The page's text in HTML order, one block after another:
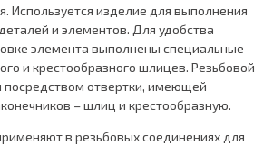
Используется изделие для выполнения
и элементов. Для удобства
элемента выполнены специальные
и крестообразного шлицев. Резьбовой
посредством отвертки, имеющей
– шлиц и крестообразную.
в резьбовых соединениях для